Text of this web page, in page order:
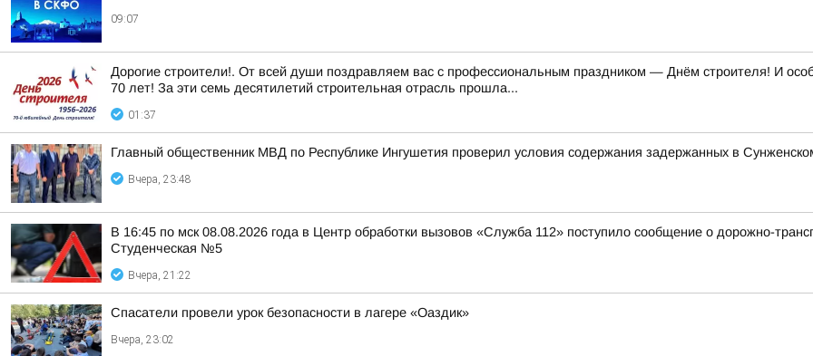
09:07
Дорогие строители!. От всей души поздравляем вас с профессиональным праздником — Днём строителя! И
70 лет! За эти семь десятилетий строительная отрасль прошла...
01:37
Главный общественник МВД по Республике Ингушетия проверил условия содержания задержанных в
Вчера, 23:48
В 16:45 по мск 08.08.2026 года в Центр обработки вызовов «Служба 112» поступило сообщение о дорожно-
Студенческая №5
Вчера, 21:22
Спасатели провели урок безопасности в лагере «Оаздик»
Вчера, 23:02